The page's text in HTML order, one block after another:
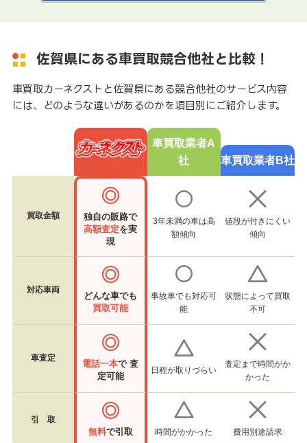
佐賀県にある車買取競合他社と比較！
車買取カーネクストと佐賀県にある競合他社のサービス内容
には、どのような違いがあるのかを項目別にご紹介します。
車買取業者A
社
車買取業者B社
買取金額
独自の販路で
高額査定を実
現
3年未満の車は高
額傾向
値段が付きにくい
傾向
対応車両
どんな車でも
買取可能
事故車でも対応可
能
状態によって買取
不可
車査定
電話一本で 査
定可能
日程が取りづらい
査定まで時間がか
かった
引 取
無料で引取 時間がかかった 費用別途請求